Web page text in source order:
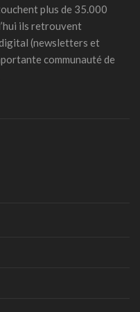
révélée
balise une
plus de 35.000
ils retrouvent
digital (newsletters et
communauté de